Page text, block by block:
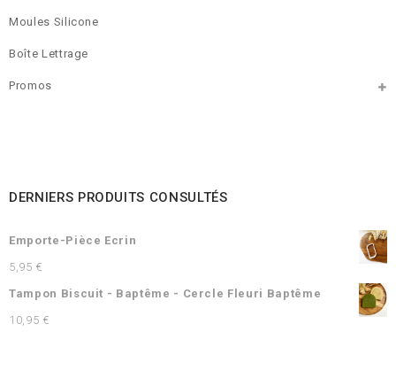
Moules Silicone
Boîte Lettrage
Promos
DERNIERS PRODUITS CONSULTÉS
Emporte-Pièce Ecrin
5,95 €
Tampon Biscuit - Baptême - Cercle Fleuri Baptême
10,95 €